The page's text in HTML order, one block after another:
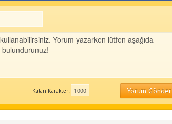
Yorum Gönder
Kalan Karakter: